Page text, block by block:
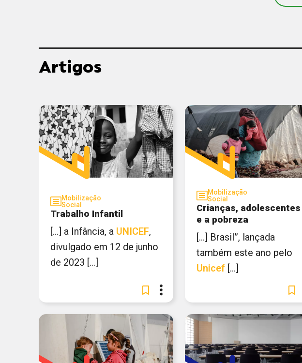
Artigos
Mobilização
Social
Trabalho Infantil
[...] a Infância, a UNICEF,
divulgado em 12 de junho
de 2023 [...]
Mobilização
Social
Crianças, adolescentes
e a pobreza
[...] Brasil”, lançada
também este ano pelo
Unicef [...]